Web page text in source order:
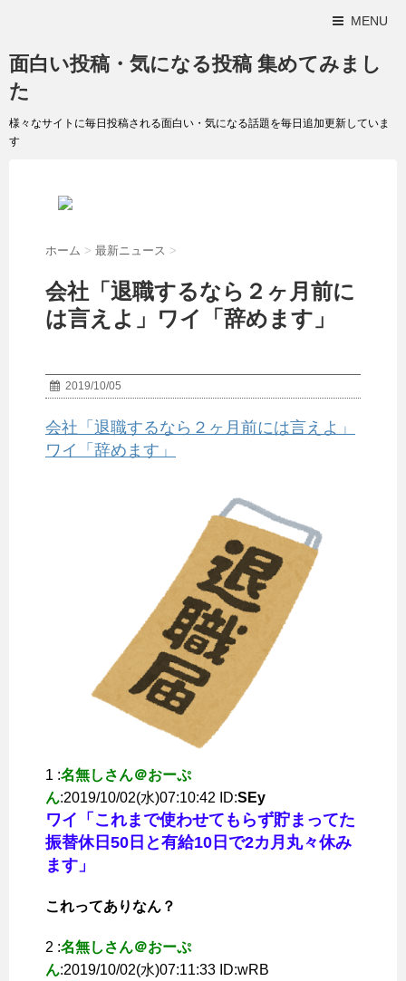
MENU
面白い投稿・気になる投稿 集めてみまし
た
様々なサイトに毎日投稿される面白い・気になる話題を毎日追加更新していま
す
ホーム > 最新ニュース >
会社「退職するなら２ヶ月前に
は言えよ」ワイ「辞めます」
2019/10/05
会社「退職するなら２ヶ月前には言えよ」
ワイ「辞めます」
1 :名無しさん＠おーぷ
ん:2019/10/02(水)07:10:42 ID:SEy
ワイ「これまで使わせてもらず貯まってた
振替休日50日と有給10日で2カ月丸々休み
ます」
これってありなん？
2 :名無しさん＠おーぷ
ん:2019/10/02(水)07:11:33 ID:wRB